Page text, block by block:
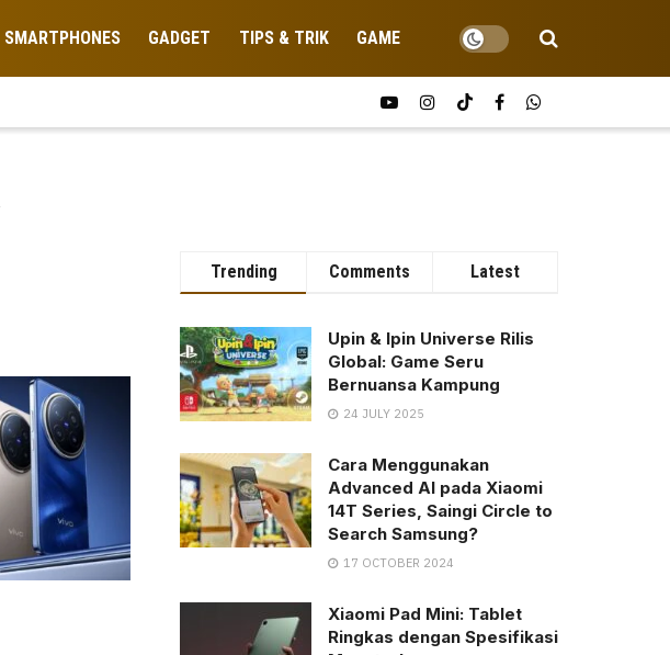
SMARTPHONES GADGET TIPS & TRIK GAME
Trending Comments Latest
Upin & Ipin Universe Rilis
Global: Game Seru
Bernuansa Kampung
24 JULY 2025
Cara Menggunakan
Advanced AI pada Xiaomi
14T Series, Saingi Circle to
Search Samsung?
17 OCTOBER 2024
Xiaomi Pad Mini: Tablet
Ringkas dengan Spesifikasi